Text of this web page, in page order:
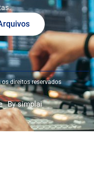
direitos reservados
By simplai